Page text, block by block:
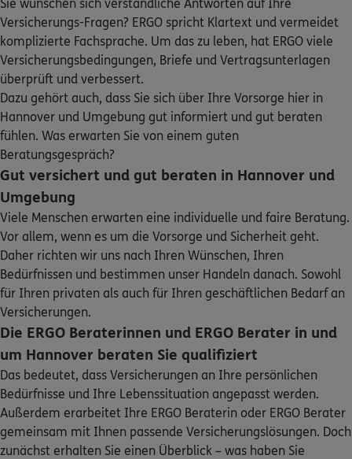
Bequem online oder telefonisch
Rechnung einreichen
Kontakt
Meine Versicherungen
Sehen Sie auf einen Blick Ihre Versicherungen bei ERGO,
dem ERGO Rechtsschutz und der DKV.
Zum Kundenportal
Schaden oder Leistungsfall melden
Bequem online oder telefonisch
ERGO
Schirin Mirza Khalaf
Oster staße 47,30159 Hannover(0.6 km)
Homepage besuchen
4.8/5 DKV
Jens Schönborn
Berliner Allee 14
Homepage besuchen
DKV
Niklas Schönborn
Berliner Allee 14 30175 Hannover
(1.5 km)
Homepage besuchen
Udo von Craushaar
Bramfelder Chaussee 158,22177 Hamburg
(1.5 km)
5/5 ERGO
Deniz Cevirme
Bandelstraße 41, 30171 Hannover(2.1 km)
Sie wünschen sich verständliche Antworten auf Ihre
Versicherungs-Fragen? ERGO spricht Klartext und vermeidet
komplizierte Fachsprache. Um das zu leben, hat ERGO viele
Versicherungsbedingungen, Briefe und Vertragsunterlagen
überprüft und verbessert.
Dazu gehört auch, dass Sie sich über Ihre Vorsorge hier in
Hannover und Umgebung gut informiert und gut beraten
fühlen. Was erwarten Sie von einem guten
Beratungsgespräch?
Gut versichert und gut beraten in Hannover und
Umgebung
Viele Menschen erwarten eine individuelle und faire Beratung.
Vor allem, wenn es um die Vorsorge und Sicherheit geht.
Daher richten wir uns nach Ihren Wünschen, Ihren
Bedürfnissen und bestimmen unser Handeln danach. Sowohl
für Ihren privaten als auch für Ihren geschäftlichen Bedarf an
Versicherungen.
Die ERGO Beraterinnen und ERGO Berater in und
um Hannover beraten Sie qualifiziert
Das bedeutet, dass Versicherungen an Ihre persönlichen
Bedürfnisse und Ihre Lebenssituation angepasst werden.
Außerdem erarbeitet Ihre ERGO Beraterin oder ERGO Berater
gemeinsam mit Ihnen passende Versicherungslösungen. Doch
zunächst erhalten Sie einen Überblick – was haben Sie